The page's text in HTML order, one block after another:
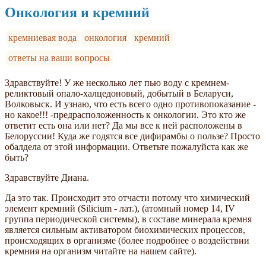
Онкология и кремний
кремниевая вода онкология
кремний
ответы на ваши вопросы
Здравствуйте! У же несколько лет пью воду с кремнем-
реликтовый опало-халцедоновый, добытый в Беларуси,
Волковыск. И узнаю, что есть всего одно противопоказание -
но какое!!! -предрасположенность к онкологии. Это кто же
ответит есть она или нет? Да мы все к ней расположены в
Белоруссии! Куда же годятся все дифирамбы о пользе? Просто
обалдела от этой информации. Ответьте пожалуйста как же
быть?
Здравствуйте Диана.
Да это так. Происходит это отчасти потому что химический
элемент кремний (Silicium - лат.), (атомный номер 14, IV
группа периодической системы), в составе минерала кремня
является сильным активатором биохимических процессов,
происходящих в организме (более подробнее о воздействии
кремния на организм читайте на нашем сайте).